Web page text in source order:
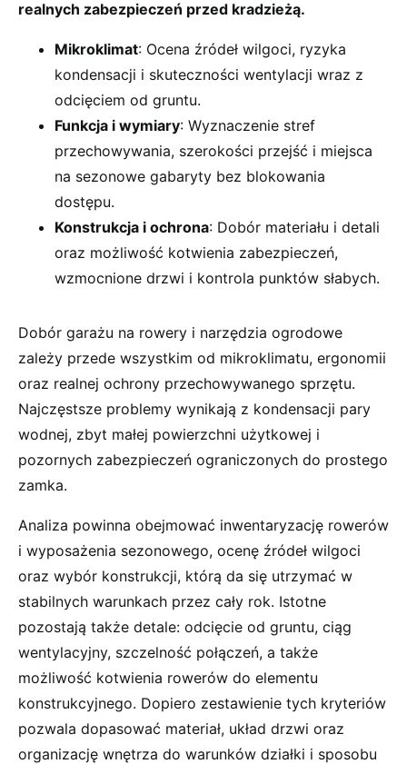
realnych zabezpieczeń przed kradzieżą.
Mikroklimat: Ocena źródeł wilgoci, ryzyka
kondensacji i skuteczności wentylacji wraz z
odcięciem od gruntu.
Funkcja i wymiary: Wyznaczenie stref
przechowywania, szerokości przejść i miejsca
na sezonowe gabaryty bez blokowania
dostępu.
Konstrukcja i ochrona: Dobór materiału i detali
oraz możliwość kotwienia zabezpieczeń,
wzmocnione drzwi i kontrola punktów słabych.
Dobór garażu na rowery i narzędzia ogrodowe
zależy przede wszystkim od mikroklimatu, ergonomii
oraz realnej ochrony przechowywanego sprzętu.
Najczęstsze problemy wynikają z kondensacji pary
wodnej, zbyt małej powierzchni użytkowej i
pozornych zabezpieczeń ograniczonych do prostego
zamka.
Analiza powinna obejmować inwentaryzację rowerów
i wyposażenia sezonowego, ocenę źródeł wilgoci
oraz wybór konstrukcji, którą da się utrzymać w
stabilnych warunkach przez cały rok. Istotne
pozostają także detale: odcięcie od gruntu, ciąg
wentylacyjny, szczelność połączeń, a także
możliwość kotwienia rowerów do elementu
konstrukcyjnego. Dopiero zestawienie tych kryteriów
pozwala dopasować materiał, układ drzwi oraz
organizację wnętrza do warunków działki i sposobu